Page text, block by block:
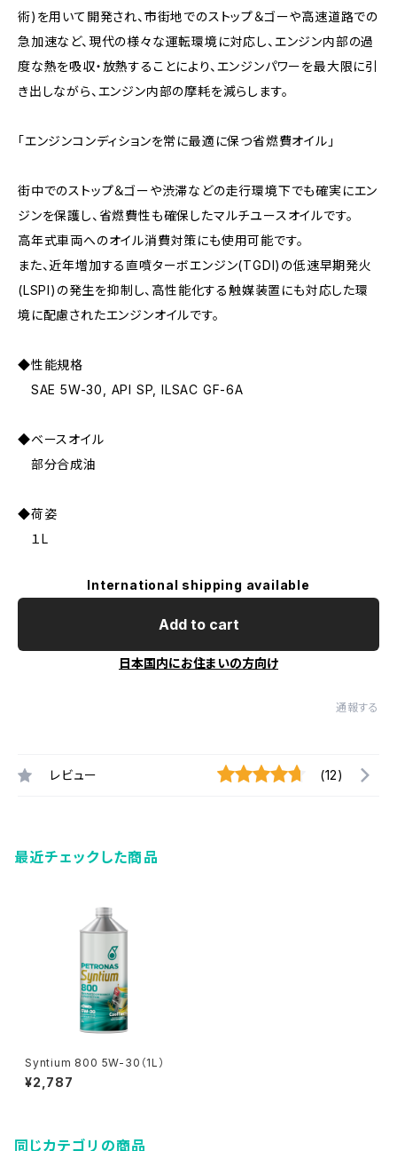
術)を用いて開発され、市街地でのストップ＆ゴーや高速道路での
急加速など、現代の様々な運転環境に対応し、エンジン内部の過
度な熱を吸収・放熱することにより、エンジンパワーを最大限に引
き出しながら、エンジン内部の摩耗を減らします。
「エンジンコンディションを常に最適に保つ省燃費オイル」
街中でのストップ＆ゴーや渋滞などの走行環境下でも確実にエン
ジンを保護し、省燃費性も確保したマルチユースオイルです。
高年式車両へのオイル消費対策にも使用可能です。
また、近年増加する直噴ターボエンジン(TGDI)の低速早期発火
(LSPI)の発生を抑制し、高性能化する触媒装置にも対応した環
境に配慮されたエンジンオイルです。
◆性能規格
SAE 5W-30, API SP, ILSAC GF-6A
◆ベースオイル
部分合成油
◆荷姿
１L
International shipping available
Add to cart
日本国内にお住まいの方向け
通報する
レビュー (12)
最近チェックした商品
Syntium 800 5W-30（1L）
¥2,787
同じカテゴリの商品